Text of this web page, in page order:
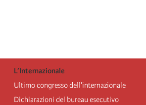
L’Internazionale
Ultimo congresso dell'internazionale
Dichiarazioni del bureau esecutivo